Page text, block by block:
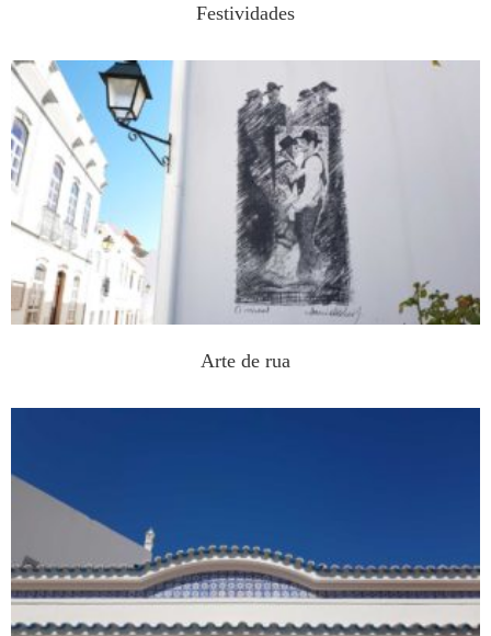
Festividades
Arte de rua